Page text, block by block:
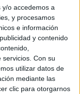
o accedemos a
y procesamos
e información
y contenido
Con su
utilizar datos de
mediante las
clic para otorgarnos
mayo inclusive.
up en la web.